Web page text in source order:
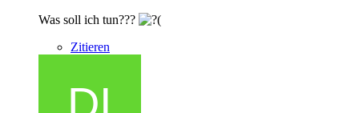
Was soll ich tun???
Zitieren